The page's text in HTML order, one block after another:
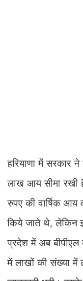
हरियाणा में सरकार
लाख आय सीमा
रुपए की वार्षिक आय
किये जाते थे, लेकिन
प्रदेश में अब बीपीएल
में लाखों की संख्या